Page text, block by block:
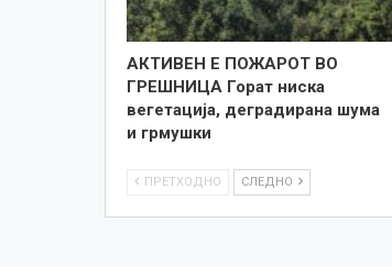
АКТИВЕН Е ПОЖАРОТ ВО
ГРЕШНИЦА Горат ниска
вегетација, деградирана шума
и грмушки
ПРЕТХОДНО СЛЕДНО